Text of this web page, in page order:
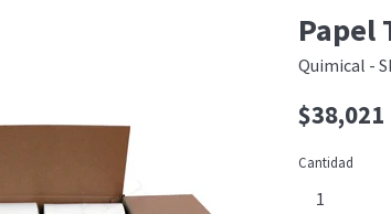
Papel
Quimical -
Precio
habitual
$38,021
Cantidad